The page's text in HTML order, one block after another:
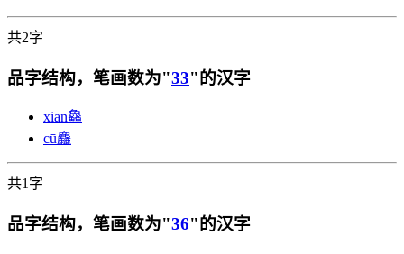
共2字
品字结构，笔画数为"33"的汉字
xiān鱻
cū麤
共1字
品字结构，笔画数为"36"的汉字